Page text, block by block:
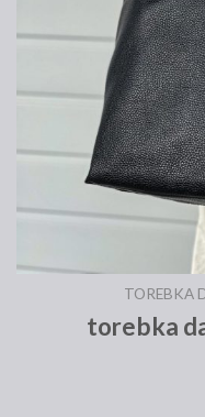
TOREBKA
torebka